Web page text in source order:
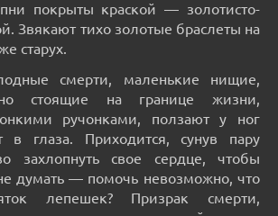
покрыты краской — золотисто-
Звякают тихо золотые браслеты на
старух.
смерти, маленькие нищие,
стоящие на границе жизни,
ручонками, ползают у ног
в глаза. Приходится, сунув пару
захлопнуть свое сердце, чтобы
думать — помочь невозможно, что
лепешек? Призрак смерти,